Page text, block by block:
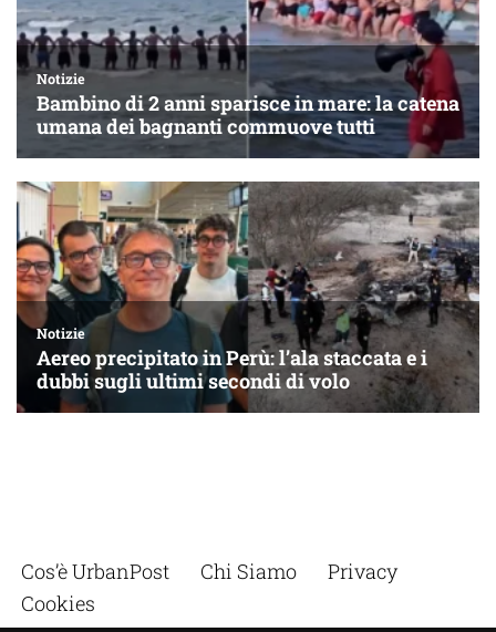
Cos’è UrbanPost Chi Siamo
Privacy
Cookies